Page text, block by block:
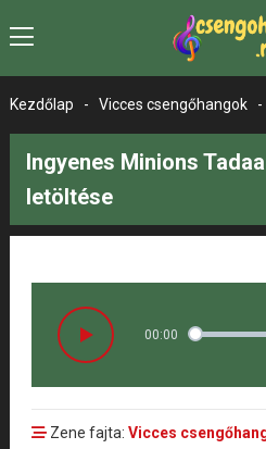
Kezdőlap - Vicces csengőhangok -
Ingyenes Minions
letöltése
00:00
Zene fajta: Vicces